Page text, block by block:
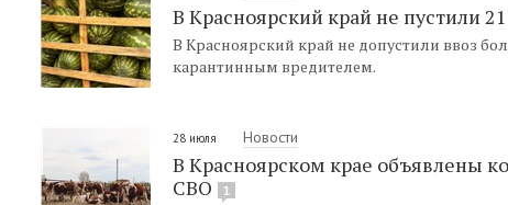
В Красноярский край не пустили
В Красноярский край не допустили ввоз
карантинным вредителем.
28 июля Новости
В Красноярском крае объявлены
СВО
1